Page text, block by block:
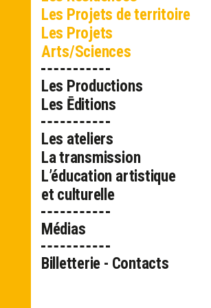
Les Projets de territoire
Les Projets
Arts/Sciences
Les Productions
Les Ēditions
Les ateliers
La transmission
L’éducation artistique
et culturelle
Médias
Billetterie - Contacts